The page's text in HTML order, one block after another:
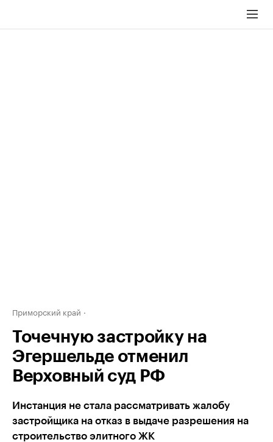
Приморский край
Точечную застройку на
Эгершельде отменил
Верховный суд РФ
Инстанция не стала рассматривать жалобу
застройщика на отказ в выдаче разрешения на
строительство элитного ЖК